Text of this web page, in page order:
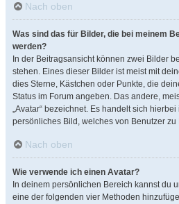
Nach oben
Was sind das für Bilder, die bei meinem
werden?
In der Beitragsansicht können zwei Bilder
stehen. Eines dieser Bilder ist meist mit
dies Sterne, Kästchen oder Punkte, die
Status im Forum angeben. Das andere,
„Avatar“ bezeichnet. Es handelt sich
persönliches Bild, welches von Benutzer
Nach oben
Wie verwende ich einen Avatar?
In deinem persönlichen Bereich kannst du
eine der folgenden vier Methoden